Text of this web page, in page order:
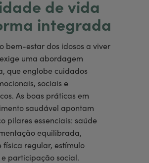
de vida
integrada
bem-estar dos idosos a viver
uma abordagem
que englobe cuidados
sociais e
As boas práticas em
saudável apontam
pilares essenciais: saúde
equilibrada,
física regular, estímulo
e participação social.